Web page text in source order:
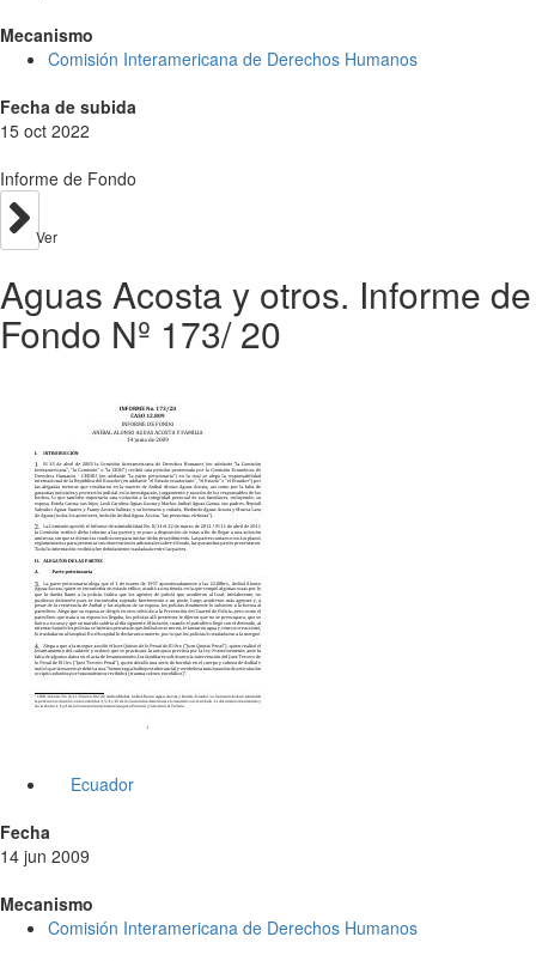
Mecanismo
Comisión Interamericana de Derechos Humanos
Fecha de subida
15 oct 2022
Informe de Fondo
Ver
Aguas Acosta y otros. Informe de
Fondo Nº 173/ 20
Ecuador
Fecha
14 jun 2009
Mecanismo
Comisión Interamericana de Derechos Humanos